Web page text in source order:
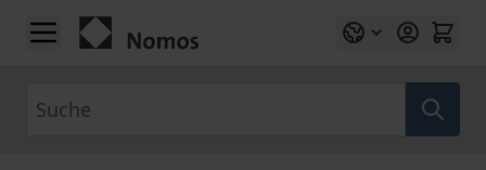
Zum Inhalt springen